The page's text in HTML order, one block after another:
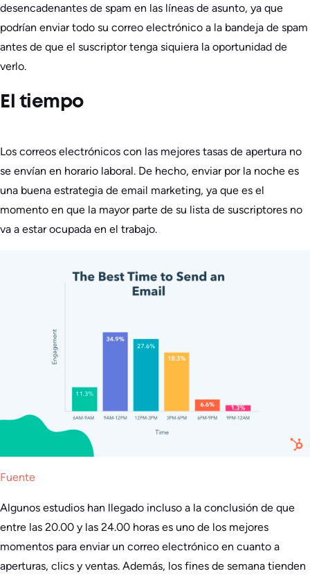
desencadenantes de spam en las líneas de asunto, ya que
podrían enviar todo su correo electrónico a la bandeja de spam
antes de que el suscriptor tenga siquiera la oportunidad de
verlo.
El tiempo
Los correos electrónicos con las mejores tasas de apertura no
se envían en horario laboral. De hecho, enviar por la noche es
una buena estrategia de email marketing, ya que es el
momento en que la mayor parte de su lista de suscriptores no
va a estar ocupada en el trabajo.
Fuente
Algunos estudios han llegado incluso a la conclusión de que
entre las 20.00 y las 24.00 horas es uno de los mejores
momentos para enviar un correo electrónico en cuanto a
aperturas, clics y ventas. Además, los fines de semana tienden